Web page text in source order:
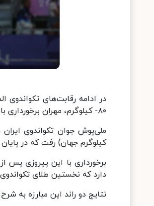
۸۰- کیلوگرم، مهران برخورداری با پیروزی ۲ بر یک مقابل حریف قدرتمند کره‌ای، به فینال مسابقات المپیک راه یافت.
کیلوگرم جهان) رفت که در پایان یک مبارزه نفس گیر،
دارد که نخستین طلای
نتایج دو راند این مبارزه به